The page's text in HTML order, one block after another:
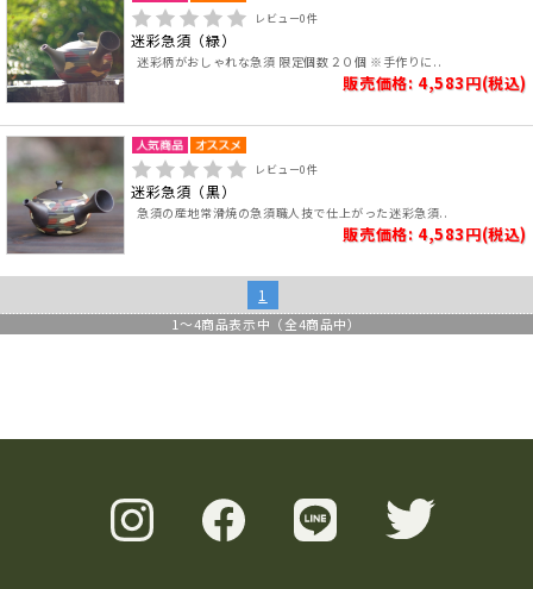
レビュー0件
迷彩急須（緑）
迷彩柄がおしゃれな急須 限定個数２０個 ※手作りに..
販売価格: 4,583円(税込)
レビュー0件
迷彩急須（黒）
急須の産地常滑焼の急須職人技で仕上がった迷彩急須..
販売価格: 4,583円(税込)
1
1 ～4商品表示中（全4商品中）